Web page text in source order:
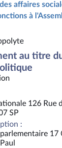
affaires
à
au titre
126 Rue
SP
:
17